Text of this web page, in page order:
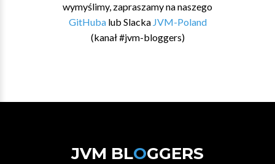
wymyślimy, zapraszamy na naszego
GitHubalub Slacka JVM-Poland
(kanał #jvm-bloggers)
JVM BLOGGERS